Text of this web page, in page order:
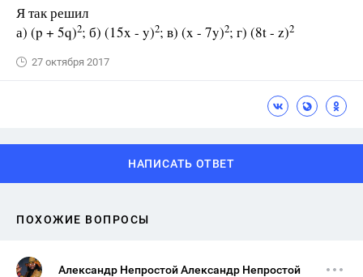
Я так решил
а) (p + 5q)2; б) (15x - y)2; в) (x - 7y)2; г) (8t - z)2
27 октября 2017
НАПИСАТЬ ОТВЕТ
ПОХОЖИЕ ВОПРОСЫ
Александр Непростой Александр Непростой